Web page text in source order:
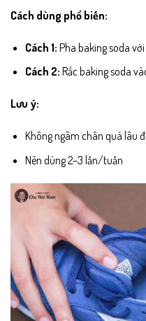
Cách dùng phổ biến:
Cách 1: Pha baking soda
Cách 2: Rắc baking soda
Lưu ý:
Không ngâm chân quá lâu
Nên dùng 2–3 lần/tuần